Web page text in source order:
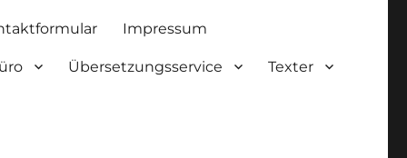
Impressum
Übersetzungsservice Texter